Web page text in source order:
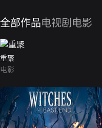
全部作品电视剧 电影
重聚
电影